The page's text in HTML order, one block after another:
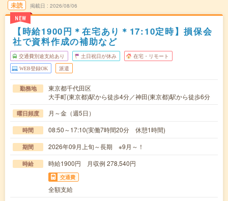
未読
NEW
掲載日 2026/08/06
【時給1900円＊在宅あり＊17:10定時】損保会
社で資料作成の補助など
交通費別途支給あり 土日祝日が休み 在宅・リモート
WEB登録OK 派遣
勤務地
東京都千代田区
大手町(東京都)駅から徒歩4分／神田(東京都)駅から徒歩6分
曜日頻度 月～金（週5日）
時間 08:50～17:10(実働7時間20分 休憩1時間)
期間 2026年09月上旬～長期 ※9月～！
時給 時給1900円 月収例 278,540円
交通費
全額支給